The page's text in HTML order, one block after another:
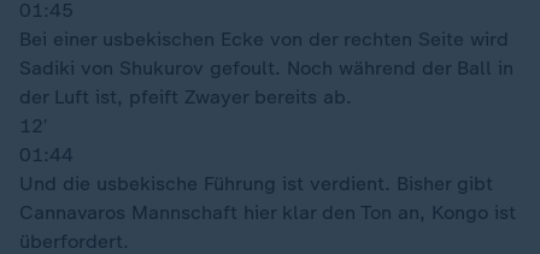
01:45
Bei einer usbekischen Ecke von der rechten Seite wird
Sadiki von Shukurov gefoult. Noch während der Ball in
der Luft ist, pfeift Zwayer bereits ab.
12′
01:44
Und die usbekische Führung ist verdient. Bisher gibt
Cannavaros Mannschaft hier klar den Ton an, Kongo ist
überfordert.